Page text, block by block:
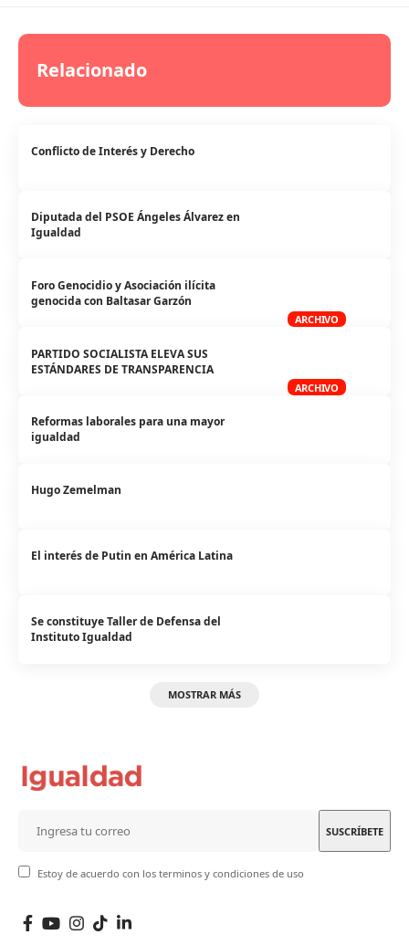
Relacionado
Conflicto de Interés y Derecho
Diputada del PSOE Ángeles Álvarez en
Igualdad
ARCHIVO
Foro Genocidio y Asociación ilícita
genocida con Baltasar Garzón
ARCHIVO
PARTIDO SOCIALISTA ELEVA SUS
ESTÁNDARES DE TRANSPARENCIA
Reformas laborales para una mayor
igualdad
Hugo Zemelman
El interés de Putin en América Latina
Se constituye Taller de Defensa del
Instituto Igualdad
MOSTRAR MÁS
Estoy de acuerdo con los terminos y condiciones de uso